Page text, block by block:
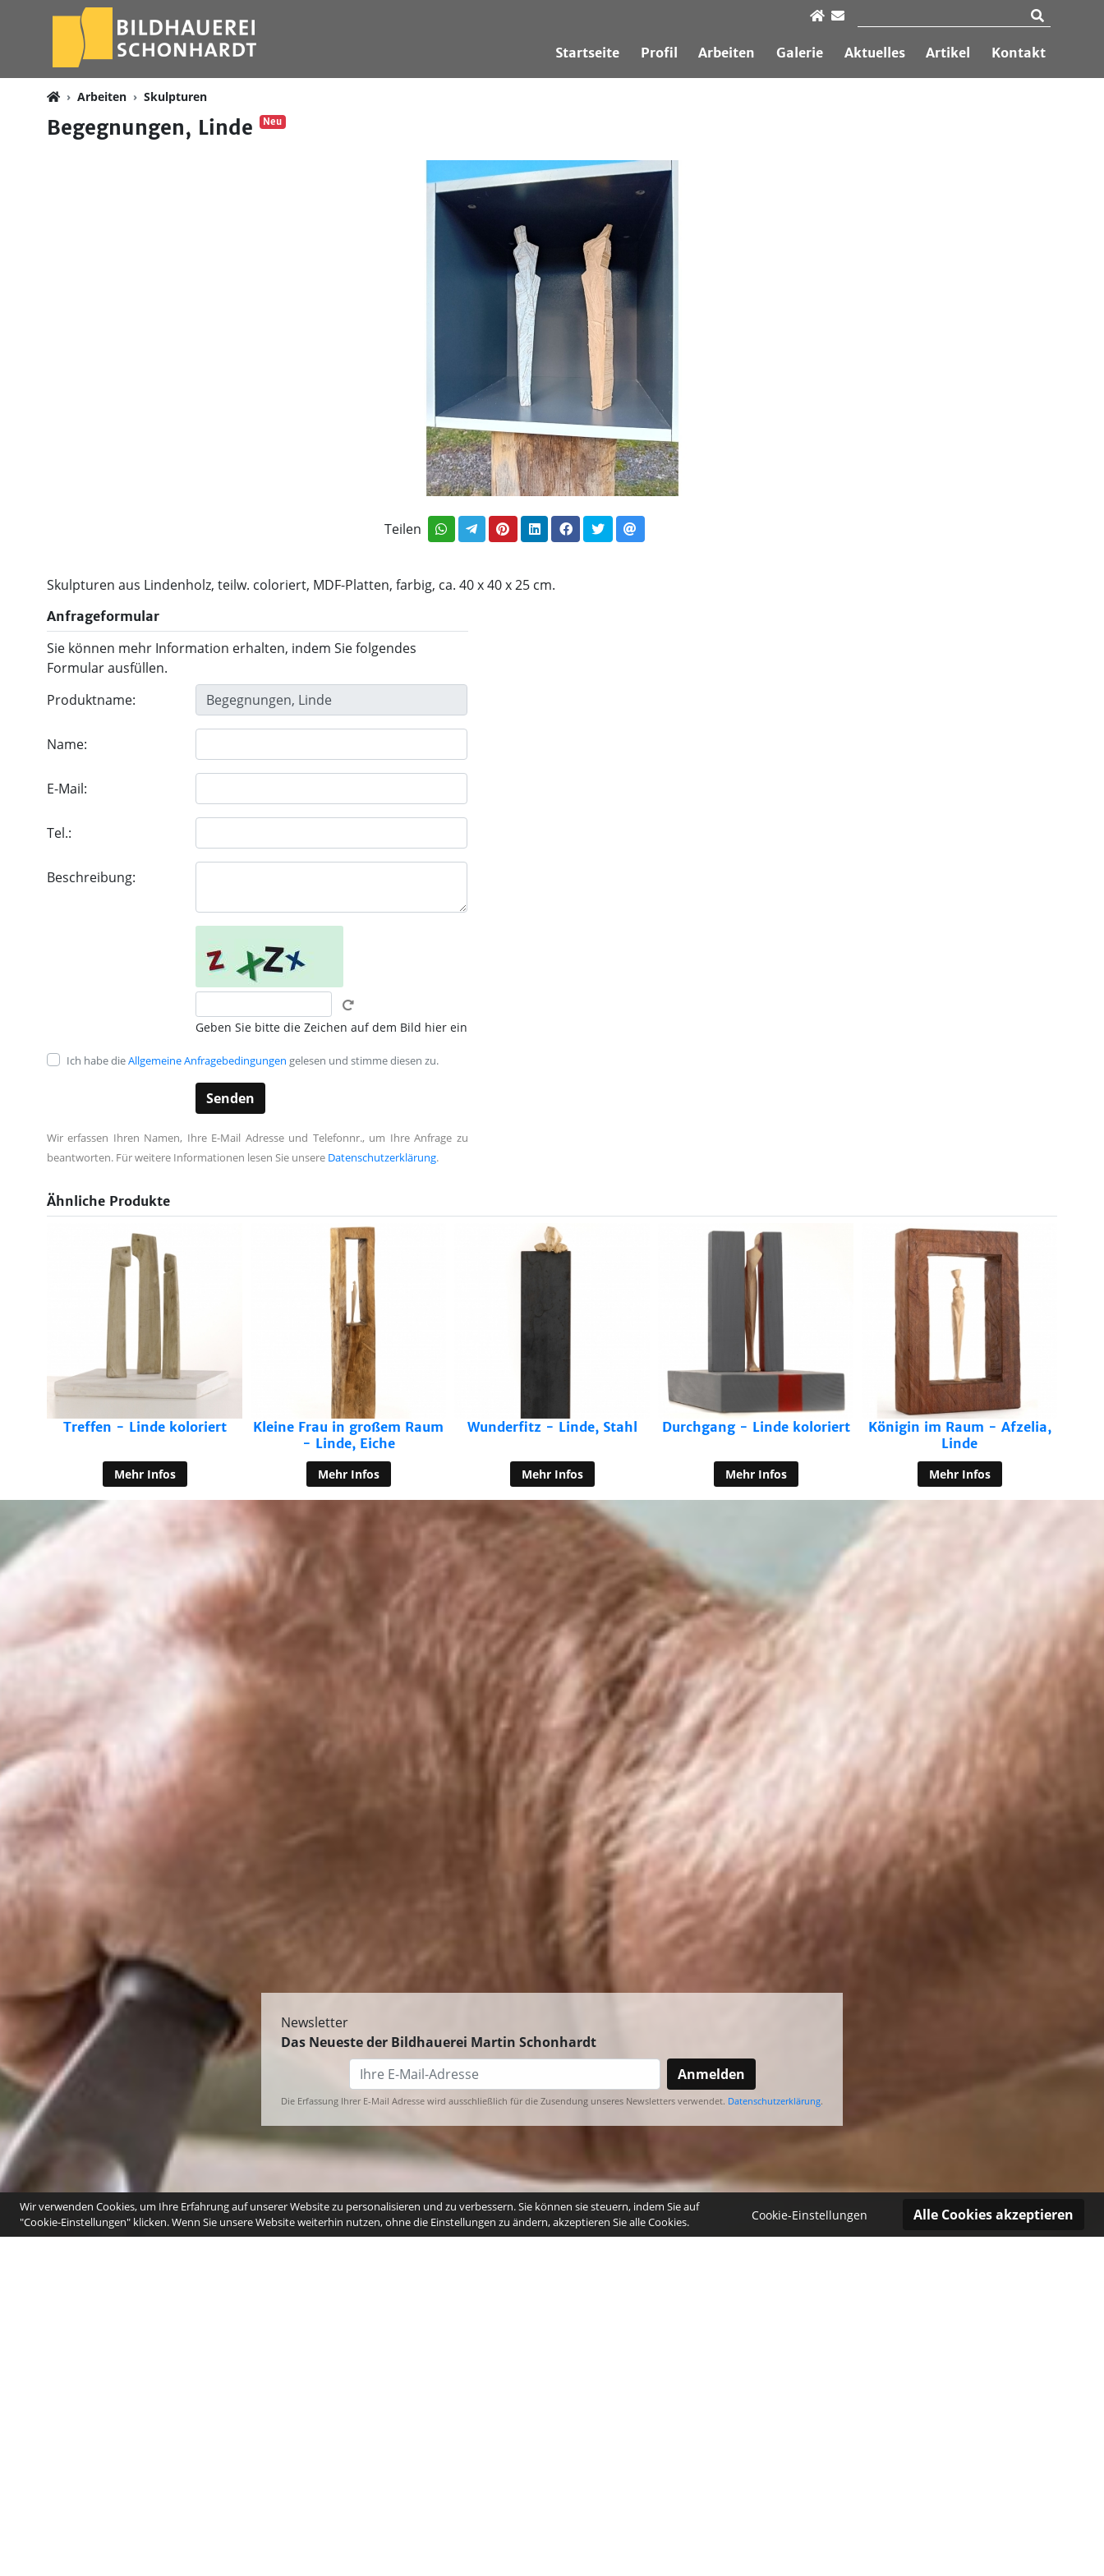
Startseite Profil Arbeiten Galerie Aktuelles Artikel Kontakt
Arbeiten Skulpturen
Begegnungen, Linde Neu
Teilen
Skulpturen aus Lindenholz, teilw. coloriert, MDF-Platten, farbig, ca. 40 x 40 x 25 cm.
Anfrageformular
Sie können mehr Information erhalten, indem Sie folgendes
Formular ausfüllen.
Produktname:
Name:
E-Mail:
Tel.:
Beschreibung:
Geben Sie bitte die Zeichen auf dem Bild hier ein
Ich habe dieAllgemeine Anfragebedingungen gelesen und stimme diesen zu.
Wir erfassen Ihren Namen, Ihre E-Mail Adresse und Telefonnr., um Ihre Anfrage zu
beantworten. Für weitere Informationen lesen Sie unsere Datenschutzerklärung.
Ähnliche Produkte
Treffen - Linde koloriert
Mehr Infos
Kleine Frau in großem Raum
- Linde, Eiche
Mehr Infos
Wunderfitz - Linde, Stahl
Mehr Infos
Durchgang - Linde koloriert
Mehr Infos
Königin im Raum - Afzelia,
Linde
Mehr Infos
Newsletter
Das Neueste der Bildhauerei Martin Schonhardt
Anmelden
Die Erfassung Ihrer E-Mail Adresse wird ausschließlich für die Zusendung unseres Newsletters verwendet. Datenschutzerklärung.
Wir verwenden Cookies, um Ihre Erfahrung auf unserer Website zu personalisieren und zu verbessern. Sie können sie steuern, indem Sie auf
"Cookie-Einstellungen" klicken. Wenn Sie unsere Website weiterhin nutzen, ohne die Einstellungen zu ändern, akzeptieren Sie alle Cookies.
Cookie-Einstellungen